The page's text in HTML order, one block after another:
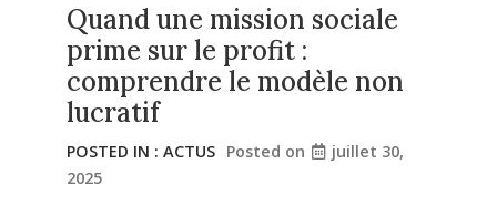
Quand une mission sociale
prime sur le profit :
comprendre le modèle non
lucratif
POSTED IN : ACTUS Posted on
juillet 30,
2025